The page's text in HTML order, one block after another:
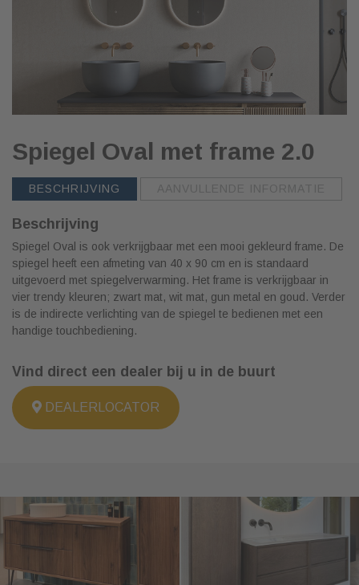
Spiegel Oval met frame 2.0
BESCHRIJVING AANVULLENDE INFORMATIE
Beschrijving
Spiegel Oval is ook verkrijgbaar met een mooi gekleurd frame. De
spiegel heeft een afmeting van 40 x 90 cm en is standaard
uitgevoerd met spiegelverwarming. Het frame is verkrijgbaar in
vier trendy kleuren; zwart mat, wit mat, gun metal en goud. Verder
is de indirecte verlichting van de spiegel te bedienen met een
handige touchbediening.
Vind direct een dealer bij u in de buurt
DEALERLOCATOR